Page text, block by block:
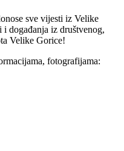
sve vijesti iz Velike
događanja iz društvenog,
Velike Gorice!
fotografijama: